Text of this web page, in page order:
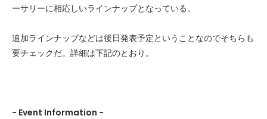
ーサリーに相応しいラインナップとなっている。
追加ラインナップなどは後日発表予定ということなのでそちらも
要チェックだ。詳細は下記のとおり。
- Event Information -